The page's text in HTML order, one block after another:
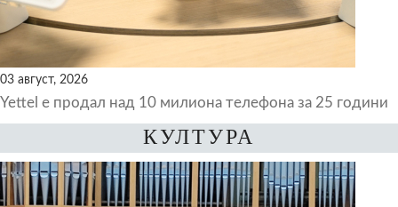
03 август, 2026
Yettel е продал над 10 милиона телефона за 25 години
КУЛТУРА